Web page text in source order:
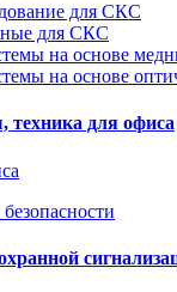
для СКС
для СКС
на основе
на основе
техника для офиса